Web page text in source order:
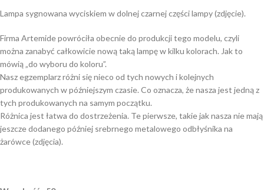
Lampa sygnowana wyciskiem w dolnej czarnej części lampy (zdjęcie).
Firma Artemide powróciła obecnie do produkcji tego modelu, czyli
można zanabyć całkowicie nową taką lampę w kilku kolorach. Jak to
mówią „do wyboru do koloru”.
Nasz egzemplarz różni się nieco od tych nowych i kolejnych
produkowanych w późniejszym czasie. Co oznacza, że nasza jest jedną z
tych produkowanych na samym początku.
Różnica jest łatwa do dostrzeżenia. Te pierwsze, takie jak nasza nie mają
jeszcze dodanego później srebrnego metalowego odbłyśnika na
żarówce (zdjęcia).